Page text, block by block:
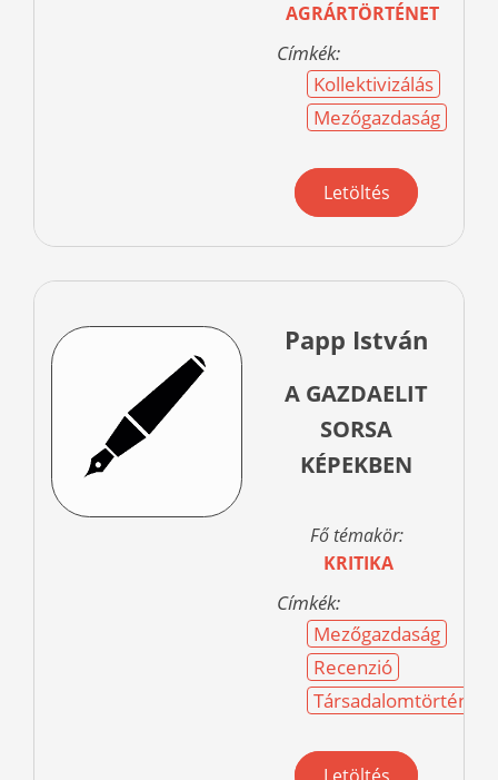
AGRÁRTÖRTÉNET
Címkék:
Kollektivizálás
Mezőgazdaság
Letöltés
Papp István
A GAZDAELIT
SORSA
KÉPEKBEN
Fő témakör:
KRITIKA
Címkék:
Mezőgazdaság
Recenzió
Társadalomtörténet